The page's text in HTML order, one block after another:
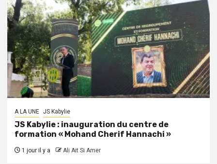
A LA UNE JS Kabylie
JS Kabylie : inauguration du centre de
formation « Mohand Cherif Hannachi »
1 jour il y a Ali Ait Si Amer